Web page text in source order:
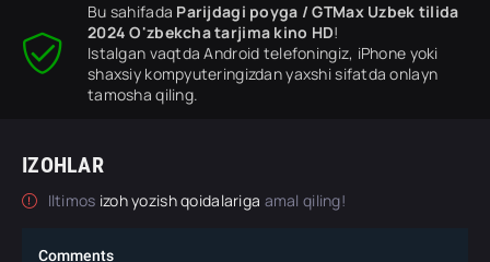
Bu sahifada Parijdagi poyga / GTMax Uzbek tilida
2024 O'zbekcha tarjima kino HD!
Istalgan vaqtda Android telefoningiz, iPhone yoki
shaxsiy kompyuteringizdan yaxshi sifatda onlayn
tamosha qiling.
IZOHLAR
Iltimos izoh yozish qoidalariga amal qiling!